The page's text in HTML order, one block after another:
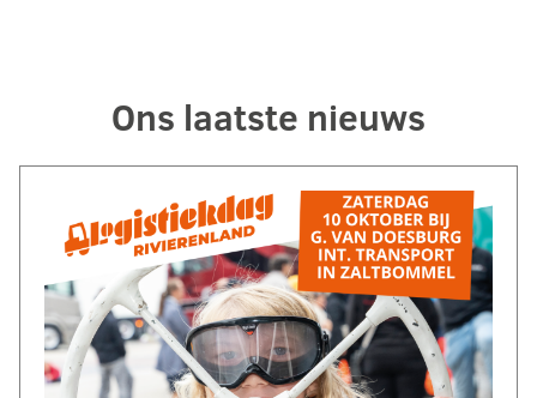
Ons laatste nieuws